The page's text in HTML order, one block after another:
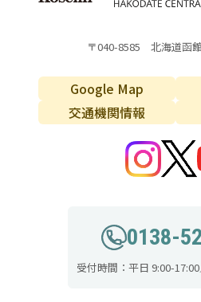
〒040-8585 北海道函
Google Map
交通機関情報
0138-
受付時間：平日 9:00-